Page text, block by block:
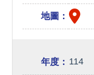
地圖：
年度： 114